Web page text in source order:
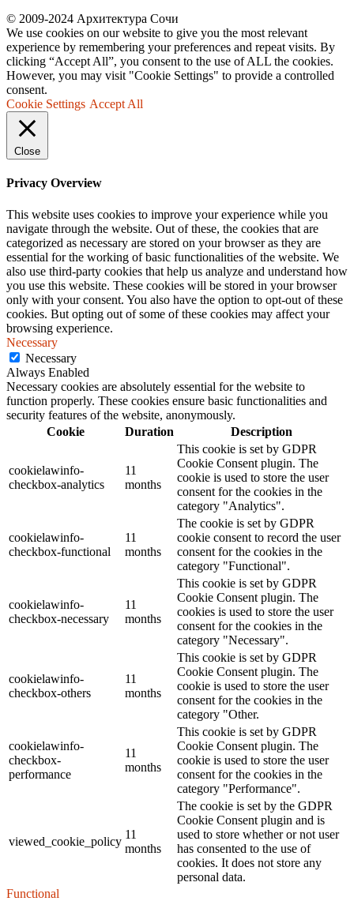
© 2009-2024 Архитектура Сочи
We use cookies on our website to give you the most relevant
experience by remembering your preferences and repeat visits. By
clicking “Accept All”, you consent to the use of ALL the cookies.
However, you may visit "Cookie Settings" to provide a controlled
consent.
Cookie Settings Accept All
Close
Privacy Overview
This website uses cookies to improve your experience while you
navigate through the website. Out of these, the cookies that are
categorized as necessary are stored on your browser as they are
essential for the working of basic functionalities of the website. We
also use third-party cookies that help us analyze and understand how
you use this website. These cookies will be stored in your browser
only with your consent. You also have the option to opt-out of these
cookies. But opting out of some of these cookies may affect your
browsing experience.
Necessary
Necessary
Always Enabled
Necessary cookies are absolutely essential for the website to
function properly. These cookies ensure basic functionalities and
security features of the website, anonymously.
Cookie
Duration Description
cookielawinfo-
checkbox-analytics
11
months
This cookie is set by GDPR
Cookie Consent plugin. The
cookie is used to store the user
consent for the cookies in the
category "Analytics".
cookielawinfo-
checkbox-functional
11
months
The cookie is set by GDPR
cookie consent to record the user
consent for the cookies in the
category "Functional".
cookielawinfo-
checkbox-necessary
11
months
This cookie is set by GDPR
Cookie Consent plugin. The
cookies is used to store the user
consent for the cookies in the
category "Necessary".
cookielawinfo-
checkbox-others
11
months
This cookie is set by GDPR
Cookie Consent plugin. The
cookie is used to store the user
consent for the cookies in the
category "Other.
cookielawinfo-
checkbox-
performance
11
months
This cookie is set by GDPR
Cookie Consent plugin. The
cookie is used to store the user
consent for the cookies in the
category "Performance".
viewed_cookie_policy
11
months
The cookie is set by the GDPR
Cookie Consent plugin and is
used to store whether or not user
has consented to the use of
cookies. It does not store any
personal data.
Functional